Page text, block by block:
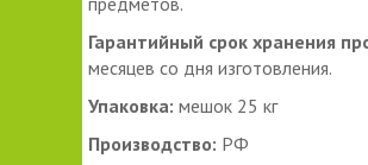
Гарантийный срок хранения
месяцев со дня изготовления.
Упаковка: мешок 25 кг
Производство: РФ